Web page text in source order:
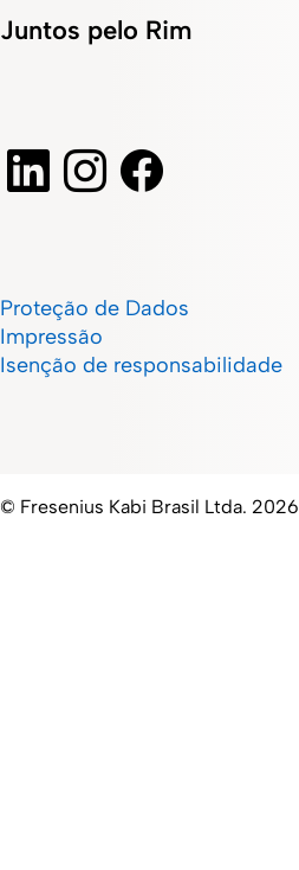
Juntos pelo Rim
Proteção de Dados
Impressão
Isenção de responsabilidade
© Fresenius Kabi Brasil Ltda. 2026